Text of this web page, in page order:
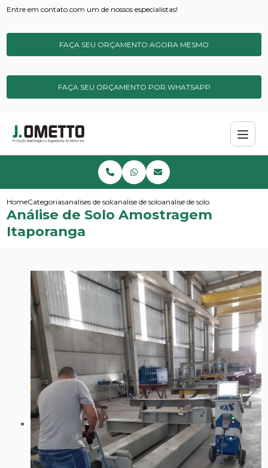
Entre em contato com um de nossos especialistas!
FAÇA SEU ORÇAMENTO AGORA MESMO
FAÇA SEU ORÇAMENTO POR WHATSAPP
HomeCategoriasanalises de solos e sedimentos
analise de soloanalise de solo amostragem
Análise de Solo Amostragem
Itaporanga